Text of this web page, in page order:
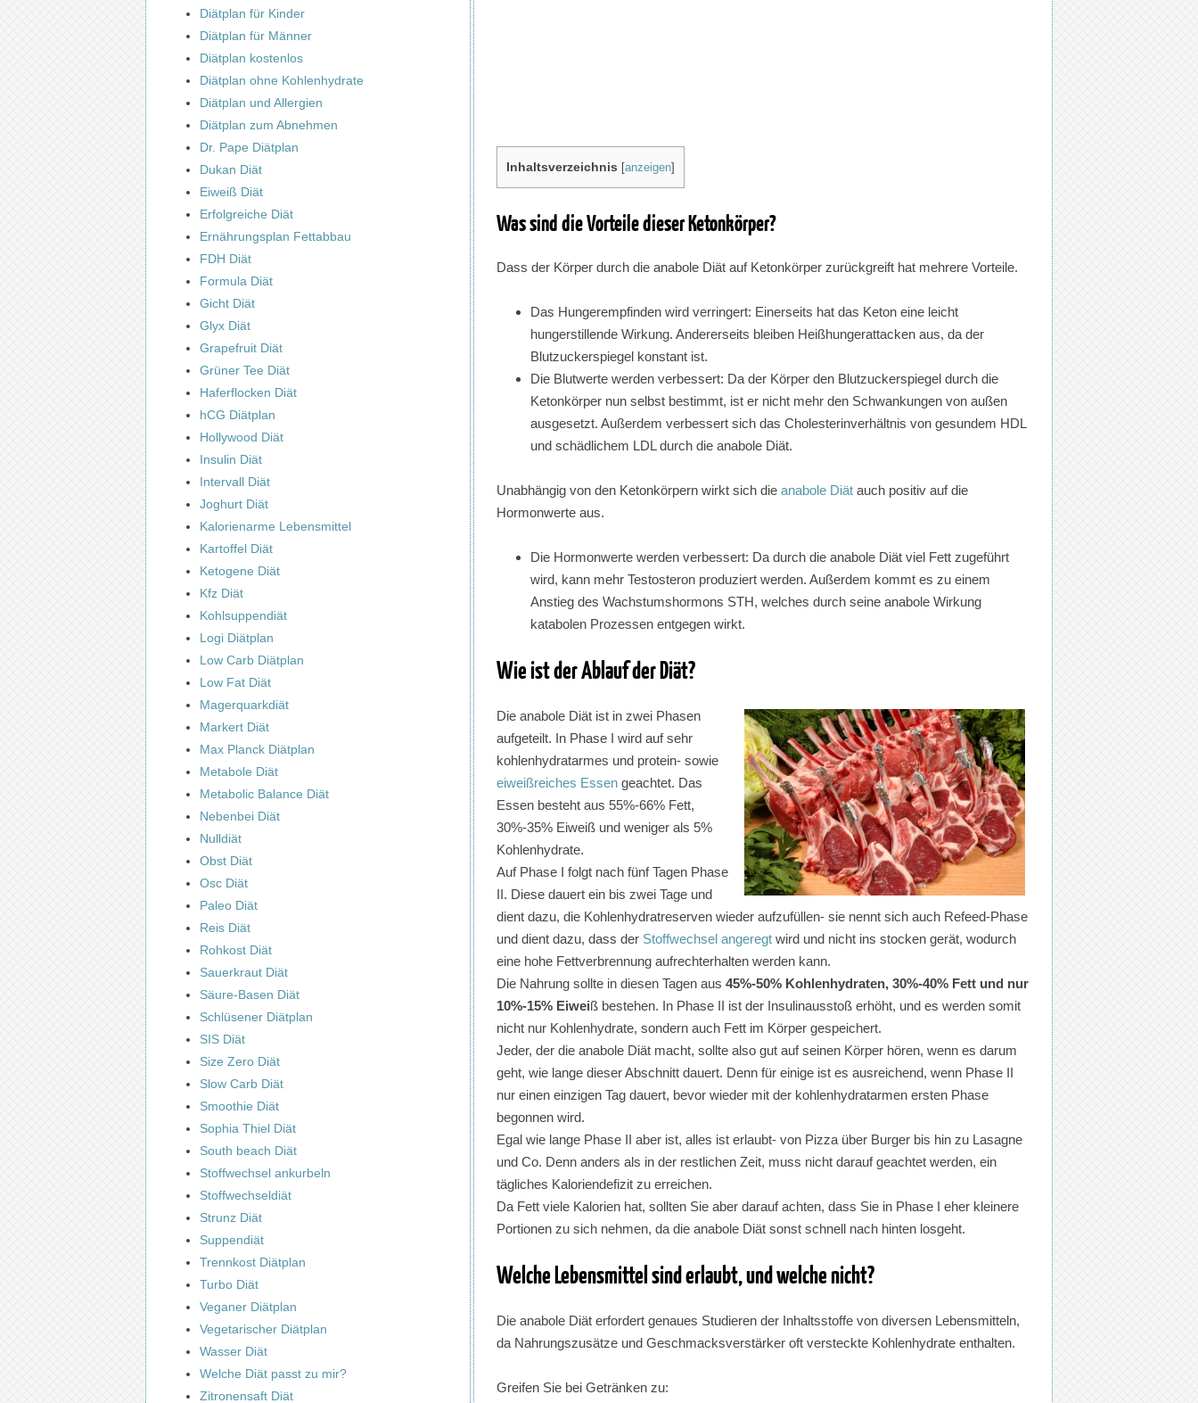
Inhaltsverzeichnis [anzeigen]
Was sind die Vorteile dieser Ketonkörper?
Dass der Körper durch die anabole Diät auf Ketonkörper zurückgreift hat mehrere Vorteile.
Das Hungerempfinden wird verringert: Einerseits hat das Keton eine leicht
hungerstillende Wirkung. Andererseits bleiben Heißhungerattacken aus, da der
Blutzuckerspiegel konstant ist.
Die Blutwerte werden verbessert: Da der Körper den Blutzuckerspiegel durch die
Ketonkörper nun selbst bestimmt, ist er nicht mehr den Schwankungen von außen
ausgesetzt. Außerdem verbessert sich das Cholesterinverhältnis von gesundem HDL
und schädlichem LDL durch die anabole Diät.
Unabhängig von den Ketonkörpern wirkt sich die anabole Diät auch positiv auf die
Hormonwerte aus.
Die Hormonwerte werden verbessert: Da durch die anabole Diät viel Fett zugeführt
wird, kann mehr Testosteron produziert werden. Außerdem kommt es zu einem
Anstieg des Wachstumshormons STH, welches durch seine anabole Wirkung
katabolen Prozessen entgegen wirkt.
Wie ist der Ablauf der Diät?
Die anabole Diät ist in zwei Phasen
aufgeteilt. In Phase I wird auf sehr
kohlenhydratarmes und protein- sowie
eiweißreiches Essen geachtet. Das
Essen besteht aus 55%-66% Fett,
30%-35% Eiweiß und weniger als 5%
Kohlenhydrate.
Auf Phase I folgt nach fünf Tagen Phase
II. Diese dauert ein bis zwei Tage und
dient dazu, die Kohlenhydratreserven wieder aufzufüllen- sie nennt sich auch Refeed-Phase
und dient dazu, dass der Stoffwechsel angeregt wird und nicht ins stocken gerät, wodurch
eine hohe Fettverbrennung aufrechterhalten werden kann.
Die Nahrung sollte in diesen Tagen aus 45%-50% Kohlenhydraten, 30%-40% Fett und nur
10%-15% Eiweiß bestehen. In Phase II ist der Insulinausstoß erhöht, und es werden somit
nicht nur Kohlenhydrate, sondern auch Fett im Körper gespeichert.
Jeder, der die anabole Diät macht, sollte also gut auf seinen Körper hören, wenn es darum
geht, wie lange dieser Abschnitt dauert. Denn für einige ist es ausreichend, wenn Phase II
nur einen einzigen Tag dauert, bevor wieder mit der kohlenhydratarmen ersten Phase
begonnen wird.
Egal wie lange Phase II aber ist, alles ist erlaubt- von Pizza über Burger bis hin zu Lasagne
und Co. Denn anders als in der restlichen Zeit, muss nicht darauf geachtet werden, ein
tägliches Kaloriendefizit zu erreichen.
Da Fett viele Kalorien hat, sollten Sie aber darauf achten, dass Sie in Phase I eher kleinere
Portionen zu sich nehmen, da die anabole Diät sonst schnell nach hinten losgeht.
Welche Lebensmittel sind erlaubt, und welche nicht?
Die anabole Diät erfordert genaues Studieren der Inhaltsstoffe von diversen Lebensmitteln,
da Nahrungszusätze und Geschmacksverstärker oft versteckte Kohlenhydrate enthalten.
Greifen Sie bei Getränken zu:
Diätplan für Kinder
Diätplan für Männer
Diätplan kostenlos
Diätplan ohne Kohlenhydrate
Diätplan und Allergien
Diätplan zum Abnehmen
Dr. Pape Diätplan
Dukan Diät
Eiweiß Diät
Erfolgreiche Diät
Ernährungsplan Fettabbau
FDH Diät
Formula Diät
Gicht Diät
Glyx Diät
Grapefruit Diät
Grüner Tee Diät
Haferflocken Diät
hCG Diätplan
Hollywood Diät
Insulin Diät
Intervall Diät
Joghurt Diät
Kalorienarme Lebensmittel
Kartoffel Diät
Ketogene Diät
Kfz Diät
Kohlsuppendiät
Logi Diätplan
Low Carb Diätplan
Low Fat Diät
Magerquarkdiät
Markert Diät
Max Planck Diätplan
Metabole Diät
Metabolic Balance Diät
Nebenbei Diät
Nulldiät
Obst Diät
Osc Diät
Paleo Diät
Reis Diät
Rohkost Diät
Sauerkraut Diät
Säure-Basen Diät
Schlüsener Diätplan
SIS Diät
Size Zero Diät
Slow Carb Diät
Smoothie Diät
Sophia Thiel Diät
South beach Diät
Stoffwechsel ankurbeln
Stoffwechseldiät
Strunz Diät
Suppendiät
Trennkost Diätplan
Turbo Diät
Veganer Diätplan
Vegetarischer Diätplan
Wasser Diät
Welche Diät passt zu mir?
Zitronensaft Diät